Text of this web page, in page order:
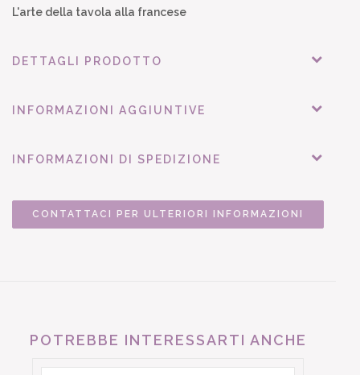
L'arte della tavola alla francese
DETTAGLI PRODOTTO
INFORMAZIONI AGGIUNTIVE
INFORMAZIONI DI SPEDIZIONE
CONTATTACI PER ULTERIORI INFORMAZIONI
POTREBBE INTERESSARTI ANCHE